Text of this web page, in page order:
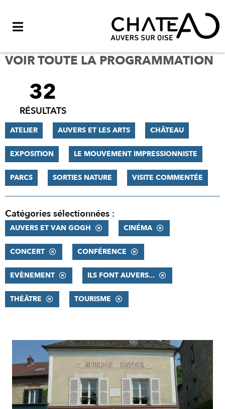
VOIR TOUTE LA PROGRAMMATION
FILTRER
RÉSULTATS
32
RÉSULTATS
ATELIER AUVERS ET LES ARTS CHÂTEAU
EXPOSITION LE MOUVEMENT IMPRESSIONNISTE
PARCS SORTIES NATURE VISITE COMMENTÉE
Catégories sélectionnées :
AUVERS ET VAN GOGH CINÉMA
CONCERT CONFÉRENCE
EVÈNEMENT ILS FONT AUVERS...
THÉÂTRE TOURISME
RÉSULTATS